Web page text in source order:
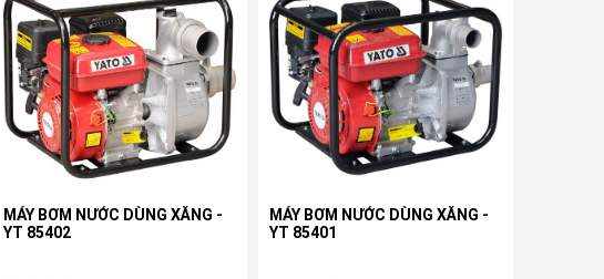
MÁY BƠM NƯỚC DÙNG XĂNG -
YT 85402
MÁY BƠM NƯỚC DÙNG XĂNG -
YT 85401